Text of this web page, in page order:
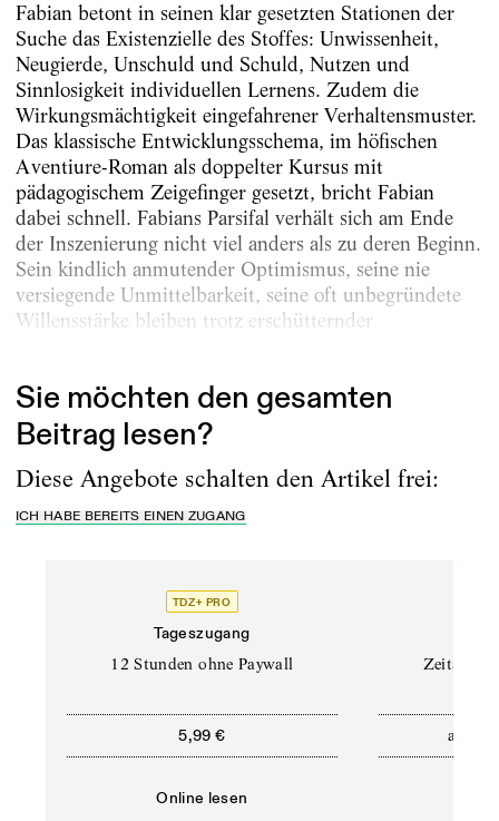
Fabian betont in seinen klar gesetzten Stationen der
Suche das Existenzielle des Stoffes: Unwissenheit,
Neugierde, Unschuld und Schuld, Nutzen und
Sinnlosigkeit individuellen Lernens. Zudem die
Wirkungsmächtigkeit eingefahrener Verhaltensmuster.
Das klassische Entwicklungsschema, im höfischen
Aventiure-Roman als doppelter Kursus mit
pädagogischem Zeigefinger gesetzt, bricht Fabian
dabei schnell. Fabians Parsifal verhält sich am Ende
der Inszenierung nicht viel anders als zu deren Beginn.
Sein kindlich anmutender Optimismus, seine nie
versiegende Unmittelbarkeit, seine oft unbegründete
Willensstärke bleiben trotz erschütternder
Sie möchten den gesamten
Beitrag lesen?
Diese Angebote schalten den Artikel frei:
ICH HABE BEREITS EINEN ZUGANG
TDZ+ PRO
Tageszugang
12 Stunden ohne Paywall
5,99 €
Online lesen
ab